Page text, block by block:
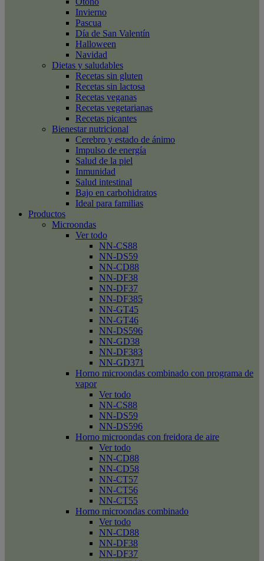
Invierno
Pascua
Día de San Valentín
Halloween
Navidad
Dietas y saludables
Recetas sin gluten
Recetas sin lactosa
Recetas veganas
Recetas vegetarianas
Recetas picantes
Bienestar nutricional
Cerebro y estado de ánimo
Impulso de energía
Salud de la piel
Inmunidad
Salud intestinal
Bajo en carbohidratos
Ideal para familias
Productos
Microondas
Ver todo
NN-CS88
NN-DS59
NN-CD88
NN-DF38
NN-DF37
NN-DF385
NN-GT45
NN-GT46
NN-DS596
NN-GD38
NN-DF383
NN-GD371
Horno microondas combinado con programa de
vapor
Ver todo
NN-CS88
NN-DS59
NN-DS596
Horno microondas con freidora de aire
Ver todo
NN-CD88
NN-CD58
NN-CT57
NN-CT56
NN-CT55
Horno microondas combinado
Ver todo
NN-CD88
NN-DF38
NN-DF37